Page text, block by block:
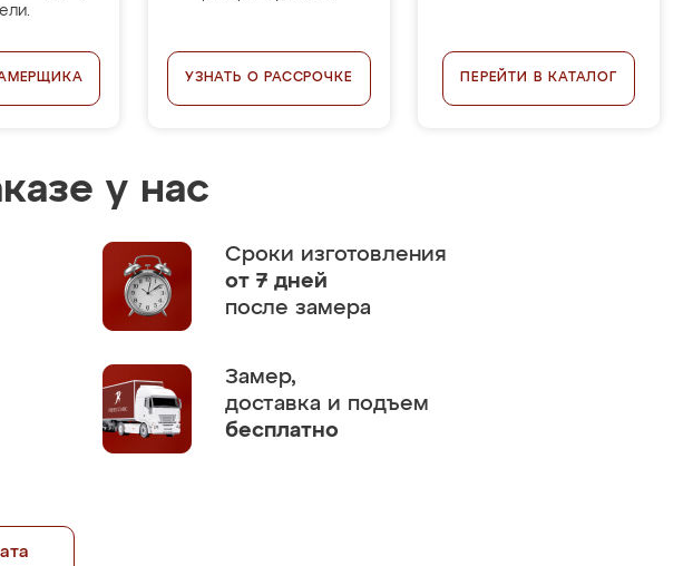
УЗНАТЬ О РАССРОЧКЕ ПЕРЕЙТИ В КАТАЛОГ
у нас
Сроки изготовления
от 7 дней
после замера
Замер,
доставка и подъем
бесплатно